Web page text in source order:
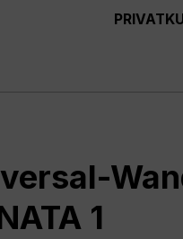
1